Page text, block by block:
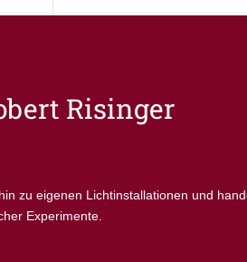
Risinger
zu eigenen Lichtinstallationen und
Experimente.